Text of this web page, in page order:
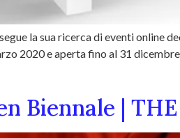
la sua ricerca di eventi online
2020 e aperta fino al 31
Biennale |